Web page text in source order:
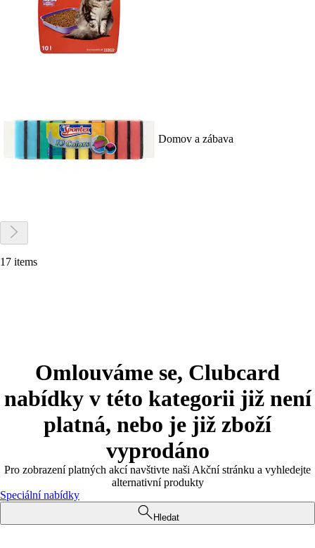
Domov a zábava
17 items
Omlouváme se, Clubcard
nabídky v této kategorii již není
platná, nebo je již zboží
vyprodáno
Pro zobrazení platných akcí navštivte naši Akční stránku a vyhledejte
alternativní produkty
Speciální nabídky
Hledat